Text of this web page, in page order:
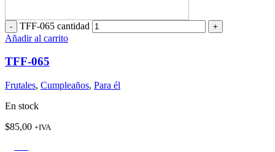
TFF-065 cantidad
Añadir al carrito
TFF-065
Frutales, Cumpleaños, Para él
En stock
$85,00 +IVA